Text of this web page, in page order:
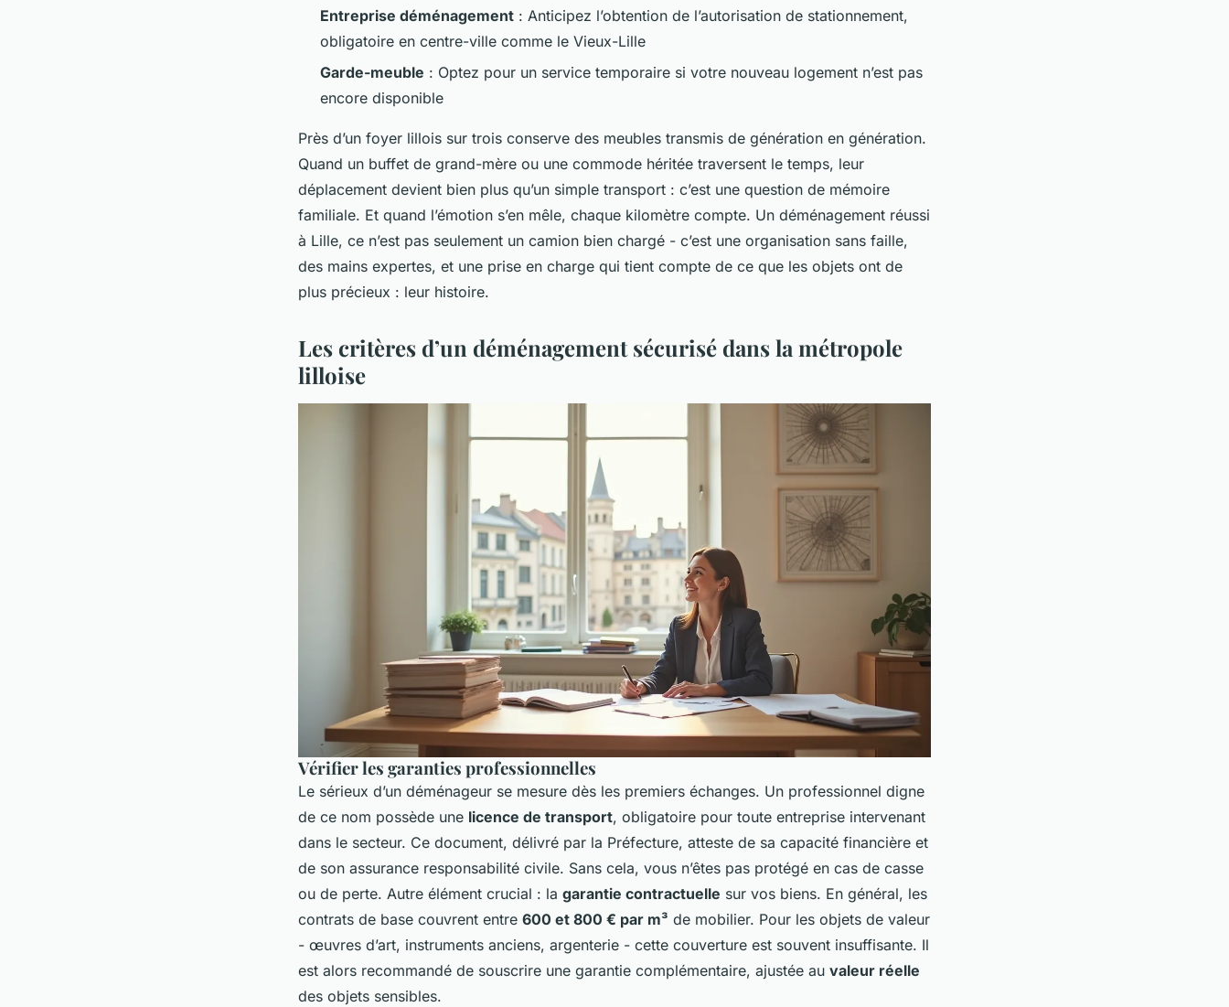
Entreprise déménagement : Anticipez l’obtention de l’autorisation de stationnement,
obligatoire en centre-ville comme le Vieux-Lille
Garde-meuble : Optez pour un service temporaire si votre nouveau logement n’est pas
encore disponible
Près d’un foyer lillois sur trois conserve des meubles transmis de génération en génération.
Quand un buffet de grand-mère ou une commode héritée traversent le temps, leur
déplacement devient bien plus qu’un simple transport : c’est une question de mémoire
familiale. Et quand l’émotion s’en mêle, chaque kilomètre compte. Un déménagement réussi
à Lille, ce n’est pas seulement un camion bien chargé - c’est une organisation sans faille,
des mains expertes, et une prise en charge qui tient compte de ce que les objets ont de
plus précieux : leur histoire.
Les critères d’un déménagement sécurisé dans la métropole
lilloise
Vérifier les garanties professionnelles
Le sérieux d’un déménageur se mesure dès les premiers échanges. Un professionnel digne
de ce nom possède une licence de transport, obligatoire pour toute entreprise intervenant
dans le secteur. Ce document, délivré par la Préfecture, atteste de sa capacité financière et
de son assurance responsabilité civile. Sans cela, vous n’êtes pas protégé en cas de casse
ou de perte. Autre élément crucial : la garantie contractuelle sur vos biens. En général, les
contrats de base couvrent entre 600 et 800 € par m³ de mobilier. Pour les objets de valeur
- œuvres d’art, instruments anciens, argenterie - cette couverture est souvent insuffisante. Il
est alors recommandé de souscrire une garantie complémentaire, ajustée au valeur réelle
des objets sensibles.